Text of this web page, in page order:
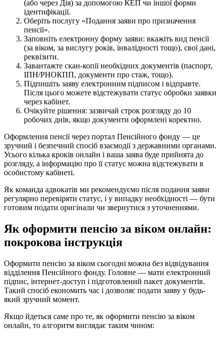
(або через Дія) за допомогою КЕП чи іншої форми
ідентифікації.
Оберіть послугу «Подання заяви про призначення
пенсії».
Заповніть електронну форму заяви: вкажіть вид пенсії
(за віком, за вислугу років, інвалідності тощо), свої дані,
реквізити.
Завантажте скан-копії необхідних документів (паспорт,
ІПН/РНОКПП, документи про стаж, тощо).
Підпишіть заяву електронним підписом і відправте.
Після цього можете відстежувати статус обробки заявки
через кабінет.
Очікуйте рішення: зазвичай строк розгляду до 10
робочих днів, якщо документи оформлені коректно.
Оформлення пенсії через портал Пенсійного фонду — це
зручний і безпечний спосіб взаємодії з державними органами.
Усього кілька кроків онлайн і ваша заява буде прийнята до
розгляду, а інформацію про її статус можна відстежувати в
особистому кабінеті.
Як команда адвокатів ми рекомендуємо після подання заяви
регулярно перевіряти статус, і у випадку необхідності — бути
готовим подати оригінали чи звернутися з уточненнями.
Як оформити пенсію за віком онлайн:
покрокова інструкція
Оформити пенсію за віком сьогодні можна без відвідування
відділення Пенсійного фонду. Головне — мати електронний
підпис, інтернет-доступ і підготовлений пакет документів.
Такий спосіб економить час і дозволяє подати заяву у будь-
який зручний момент.
Якщо йдеться саме про те, як оформити пенсію за віком
онлайн, то алгоритм виглядає таким чином: